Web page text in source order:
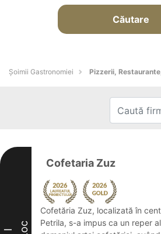
Căutare
Șoimii Gastronomiei Pizzerii,
I Loc
Cofetaria Zuz
Cofetăria Zuz, localizată în
Petrila, s-a impus ca un reper